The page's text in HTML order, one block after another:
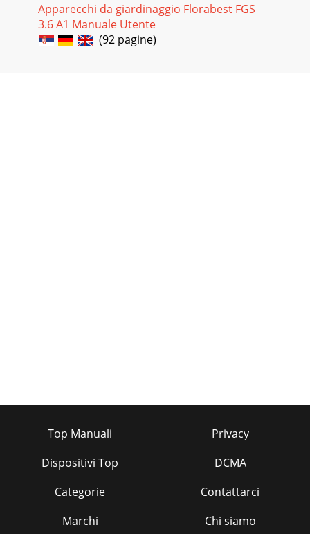
Apparecchi da giardinaggio Florabest FGS
3.6 A1 Manuale Utente
(92 pagine)
Top Manuali
Dispositivi Top
Categorie
Marchi
Privacy
DCMA
Contattarci
Chi siamo